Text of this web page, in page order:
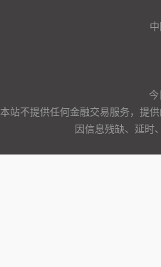
本站不提供任何金融交易服务，提
因信息残缺、延时